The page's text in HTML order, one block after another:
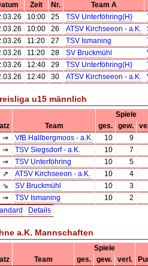
Zeit Nr. Team A
10:00 25 TSV Unterföhring(H)
10:00 26 ATSV Kirchseeon - a.K.
11:20 27 TSV Ismaning
11:20 28 SV Bruckmühl
12:40 29 TSV Unterföhring(H)
12:40 30 ATSV Kirchseeon - a.K.
u15 männlich
Spiele
Team ges. gew.
⇒ VfB Hallbergmoos - a.K. 10 9
⇒ TSV Siegsdorf - a.K. 10 7
⇒ TSV Unterföhring 10 5
⇗ ATSV Kirchseeon - a.K. 10 4
⇘ SV Bruckmühl 10 3
⇒ TSV Ismaning 10 2
Details
a.K. Mannschaften
Spiele
Team ges. gew. verl.